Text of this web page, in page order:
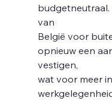
van
België voor
opnieuw een
vestigen,
wat voor meer